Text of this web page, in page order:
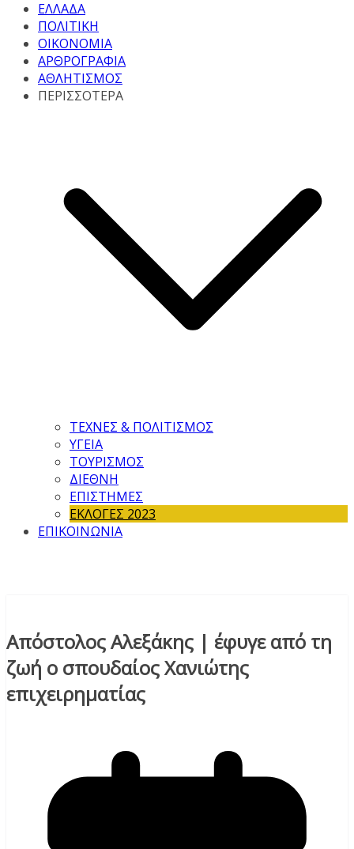
ΕΛΛΑΔΑ
ΠΟΛΙΤΙΚΗ
ΟΙΚΟΝΟΜΙΑ
ΑΡΘΡΟΓΡΑΦΙΑ
ΑΘΛΗΤΙΣΜΟΣ
ΠΕΡΙΣΣΟΤΕΡΑ
ΤΕΧΝΕΣ & ΠΟΛΙΤΙΣΜΟΣ
ΥΓΕΙΑ
ΤΟΥΡΙΣΜΟΣ
ΔΙΕΘΝΗ
ΕΠΙΣΤΗΜΕΣ
ΕΚΛΟΓΕΣ 2023
ΕΠΙΚΟΙΝΩΝΙΑ
Απόστολος Αλεξάκης | έφυγε από τη
ζωή ο σπουδαίος Χανιώτης
επιχειρηματίας